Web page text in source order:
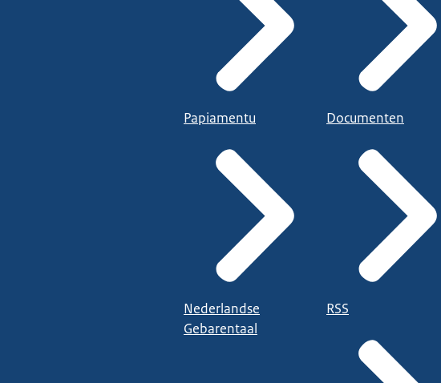
Papiamentu
Nederlandse
Gebarentaal
Documenten
RSS